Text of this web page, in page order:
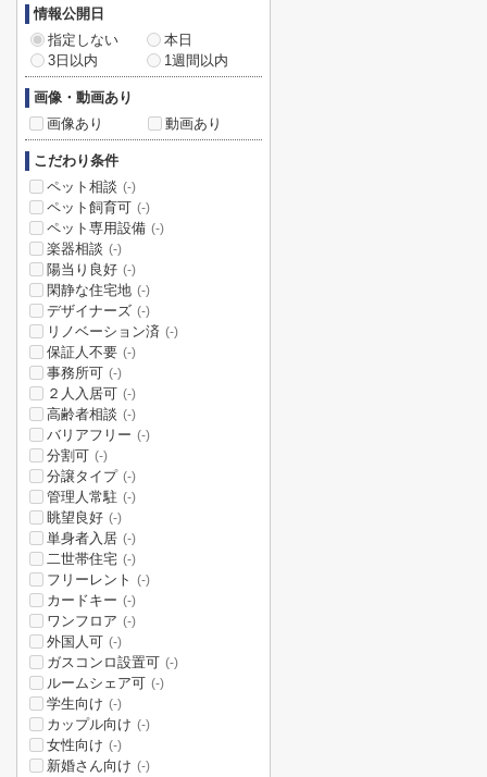
情報公開日
指定しない
本日
3日以内
1週間以内
画像・動画あり
画像あり
動画あり
こだわり条件
ペット相談 (-)
ペット飼育可 (-)
ペット専用設備 (-)
楽器相談 (-)
陽当り良好 (-)
閑静な住宅地 (-)
デザイナーズ (-)
リノベーション済 (-)
保証人不要 (-)
事務所可 (-)
２人入居可 (-)
高齢者相談 (-)
バリアフリー (-)
分割可 (-)
分譲タイプ (-)
管理人常駐 (-)
眺望良好 (-)
単身者入居 (-)
二世帯住宅 (-)
フリーレント (-)
カードキー (-)
ワンフロア (-)
外国人可 (-)
ガスコンロ設置可 (-)
ルームシェア可 (-)
学生向け (-)
カップル向け (-)
女性向け (-)
新婚さん向け (-)